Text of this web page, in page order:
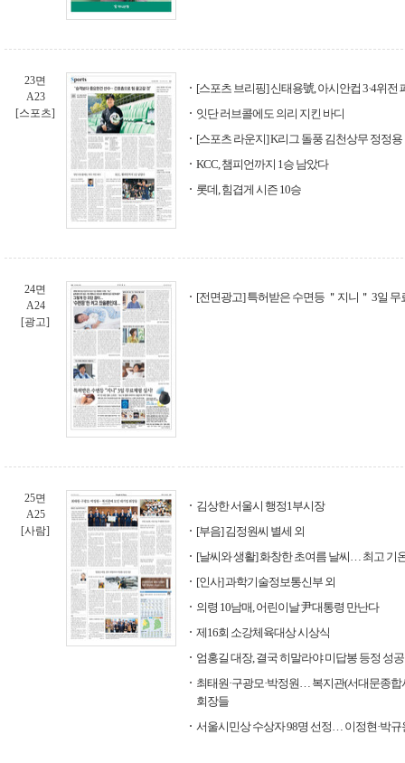
23면
A23
[스포츠]
[스포츠 브리핑] 신태용號, 아시안컵 3·4위전
잇단 러브콜에도 의리 지킨 바디
[스포츠 라운지] K리그 돌풍 김천상무 정정
KCC, 챔피언까지 1승 남았다
롯데, 힘겹게 시즌 10승
24면
A24
[광고]
[전면광고] 특허받은 수면등 ＂지니＂ 3일 무
25면
A25
[사람]
김상한 서울시 행정1부시장
[부음] 김정원씨 별세 외
[날씨와 생활] 화창한 초여름 날씨… 최고 기
[인사] 과학기술정보통신부 외
의령 10남매, 어린이날 尹대통령 만난다
제16회 소강체육대상 시상식
엄홍길 대장, 결국 히말라야 미답봉 등정 성공
최태원·구광모·박정원… 복지관(서대문종
회장들
서울시민상 수상자 98명 선정… 이정현·박규